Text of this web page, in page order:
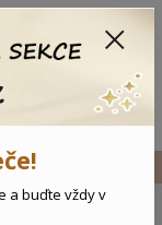
Menu
a buďte vždy v